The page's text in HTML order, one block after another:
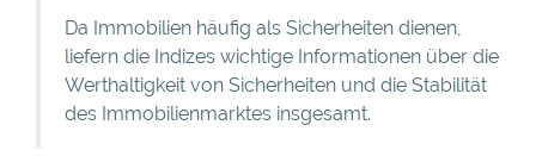
Da Immobilien häufig als Sicherheiten dienen,
liefern die Indizes wichtige Informationen über die
Werthaltigkeit von Sicherheiten und die Stabilität
des Immobilienmarktes insgesamt.